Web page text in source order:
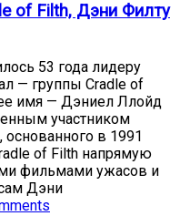
of Filth, Дэни Филту
53 года лидеру
— группы Cradle of
имя — Дэниел Ллойд
участником
в 1991
of Filth напрямую
фильмами ужасов и
сам Дэни